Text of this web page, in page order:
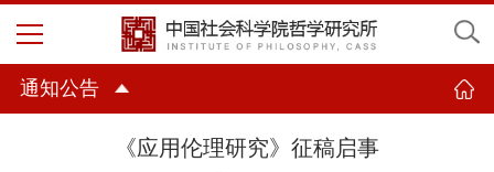
通知公告
《应用伦理研究》征稿启事